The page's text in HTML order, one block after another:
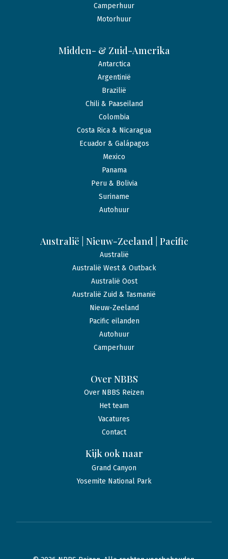
Camperhuur
Motorhuur
Midden- & Zuid-Amerika
Antarctica
Argentinië
Brazilië
Chili & Paaseiland
Colombia
Costa Rica & Nicaragua
Ecuador & Galápagos
Mexico
Panama
Peru & Bolivia
Suriname
Autohuur
Australië | Nieuw-Zeeland | Pacific
Australië
Australië West & Outback
Australië Oost
Australië Zuid & Tasmanië
Nieuw-Zeeland
Pacific eilanden
Autohuur
Camperhuur
Over NBBS
Over NBBS Reizen
Het team
Vacatures
Contact
Kijk ook naar
Grand Canyon
Yosemite National Park